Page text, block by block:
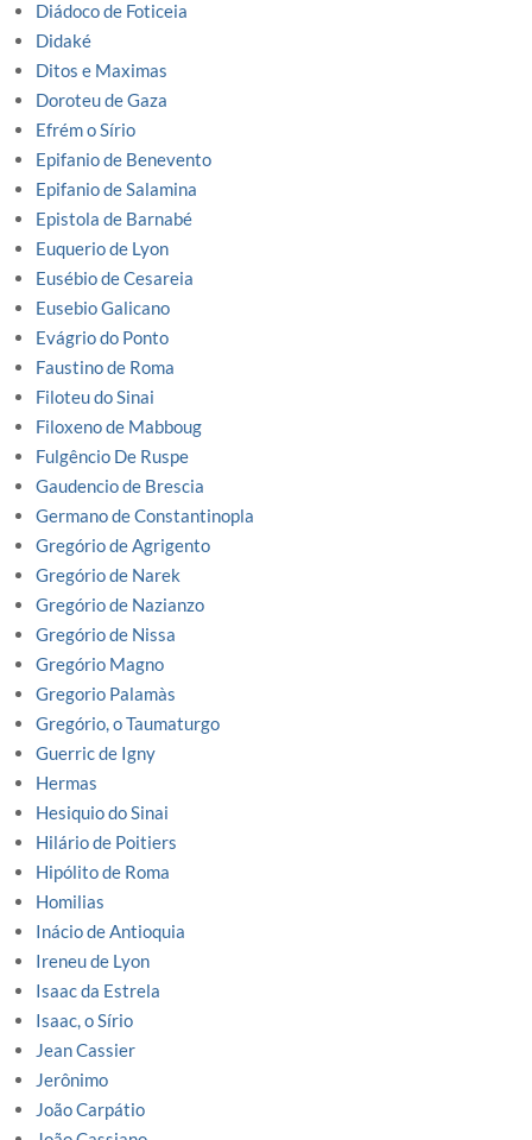
Diádoco de Foticeia
Didaké
Ditos e Maximas
Doroteu de Gaza
Efrém o Sírio
Epifanio de Benevento
Epifanio de Salamina
Epistola de Barnabé
Euquerio de Lyon
Eusébio de Cesareia
Eusebio Galicano
Evágrio do Ponto
Faustino de Roma
Filoteu do Sinai
Filoxeno de Mabboug
Fulgêncio De Ruspe
Gaudencio de Brescia
Germano de Constantinopla
Gregório de Agrigento
Gregório de Narek
Gregório de Nazianzo
Gregório de Nissa
Gregório Magno
Gregorio Palamàs
Gregório, o Taumaturgo
Guerric de Igny
Hermas
Hesiquio do Sinai
Hilário de Poitiers
Hipólito de Roma
Homilias
Inácio de Antioquia
Ireneu de Lyon
Isaac da Estrela
Isaac, o Sírio
Jean Cassier
Jerônimo
João Carpátio